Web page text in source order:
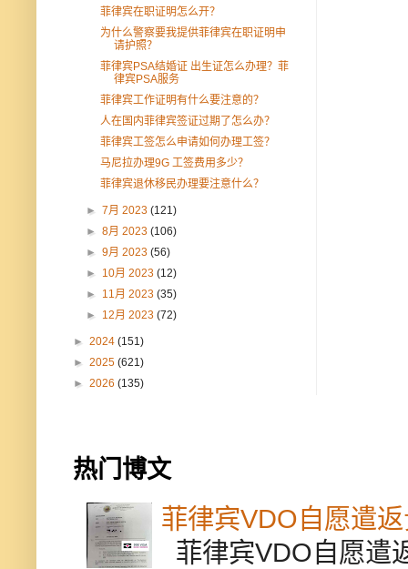
菲律宾在职证明怎么开？
为什么警察要我提供菲律宾在职证明申
请护照？
菲律宾PSA结婚证 出生证怎么办理？菲
律宾PSA服务
菲律宾工作证明有什么要注意的？
人在国内菲律宾签证过期了怎么办？
菲律宾工签怎么申请如何办理工签？
马尼拉办理9G 工签费用多少？
菲律宾退休移民办理要注意什么？
►7月 2023(121)
►8月 2023(106)
►9月 2023(56)
► 10月 2023(12)
► 11月 2023(35)
► 12月 2023(72)
► 2024 (151)
► 2025 (621)
► 2026 (135)
热门博文
菲律宾VDO自愿遣
菲律宾VDO自愿遣